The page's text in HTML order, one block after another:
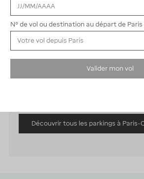
Comparez et réservez
parking à Paris-
Pour vous aider dans votre choix de
Paris-CDG, vous pouvez consulter
Parking CDG terminal 1-Parking CDG
Parking CDG terminaux 2C
Découvrir tous les parkings à Paris-
N° de vol ou destination au départ de Paris
Valider mon vol